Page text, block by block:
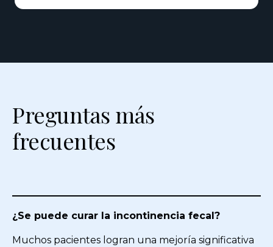
Preguntas más
frecuentes
¿Se puede curar la incontinencia fecal?
Muchos pacientes logran una mejoría significativa